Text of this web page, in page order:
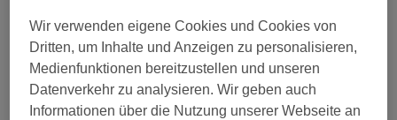
KONTAKT
MANIKÜRE
Gellack entfernen + Manikür
45,00 €
Wir verwenden eigene Cookies und Cookies von
Dritten, um Inhalte und Anzeigen zu personalisieren,
Medienfunktionen bereitzustellen und unseren
Datenverkehr zu analysieren. Wir geben auch
Informationen über die Nutzung unserer Webseite an